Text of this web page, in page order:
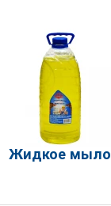
Жидкое мыло